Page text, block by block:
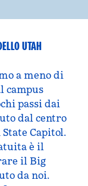
UTAH
a meno di
campus
passi dai
dal centro
Capitol.
è il
il Big
da noi.